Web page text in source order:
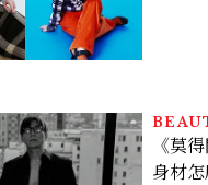
《莫
身材